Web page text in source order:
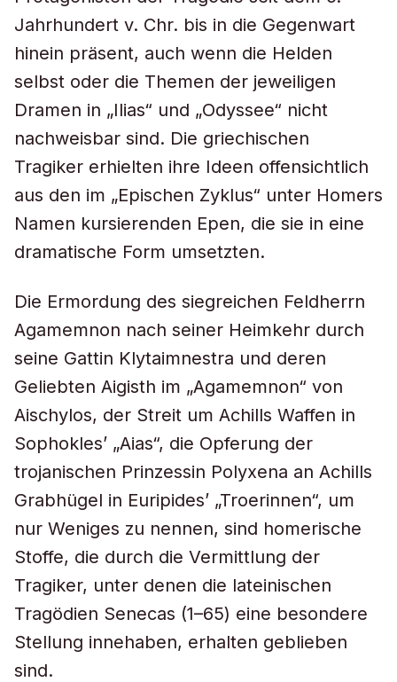
Jahrhundert v. Chr. bis in die Gegenwart
hinein präsent, auch wenn die Helden
selbst oder die Themen der jeweiligen
Dramen in „Ilias“ und „Odyssee“ nicht
nachweisbar sind. Die griechischen
Tragiker erhielten ihre Ideen offensichtlich
aus den im „Epischen Zyklus“ unter Homers
Namen kursierenden Epen, die sie in eine
dramatische Form umsetzten.
Die Ermordung des siegreichen Feldherrn
Agamemnon nach seiner Heimkehr durch
seine Gattin Klytaimnestra und deren
Geliebten Aigisth im „Agamemnon“ von
Aischylos, der Streit um Achills Waffen in
Sophokles’ „Aias“, die Opferung der
trojanischen Prinzessin Polyxena an Achills
Grabhügel in Euripides’ „Troerinnen“, um
nur Weniges zu nennen, sind homerische
Stoffe, die durch die Vermittlung der
Tragiker, unter denen die lateinischen
Tragödien Senecas (1–65) eine besondere
Stellung innehaben, erhalten geblieben
sind.